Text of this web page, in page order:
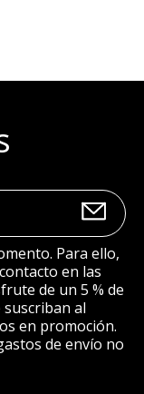
Para ello,
en las
de un 5 % de
al
en promoción.
de envío no